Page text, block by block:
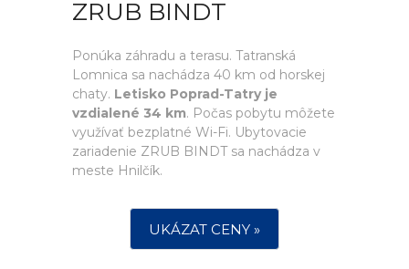
ZRUB BINDT
Ponúka záhradu a terasu. Tatranská
Lomnica sa nachádza 40 km od horskej
chaty. Letisko Poprad-Tatry je
vzdialené 34 km. Počas pobytu môžete
využívať bezplatné Wi-Fi. Ubytovacie
zariadenie ZRUB BINDT sa nachádza v
meste Hnilčík.
UKÁZAT CENY »